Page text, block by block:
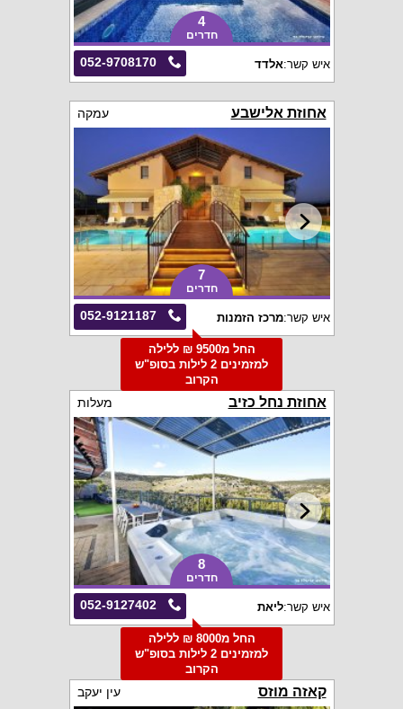
4
חדרים
052-9708170 איש קשר:אלדד
אחוזת אלישבע עמקה
7
חדרים
052-9121187 איש קשר:מרכז הזמנות
החל מ9500 ₪ ללילה
למזמינים 2 לילות בסופ"ש
הקרוב
אחוזת נחל כזיב מעלות
8
חדרים
052-9127402 איש קשר:ליאת
החל מ8000 ₪ ללילה
למזמינים 2 לילות בסופ"ש
הקרוב
קאזה מוזס עין יעקב